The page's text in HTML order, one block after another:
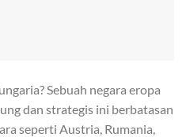
Sebuah negara eropa
dan strategis ini berbatasan
seperti Austria, Rumania,